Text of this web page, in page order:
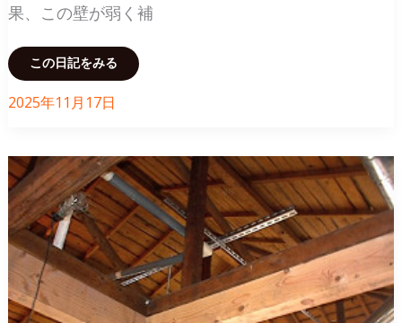
果、この壁が弱く補
大
工
よ
る
耐
震
補
強
と
通
し
柱
の
追
加
工
事
この日記をみる
2025年11月17日